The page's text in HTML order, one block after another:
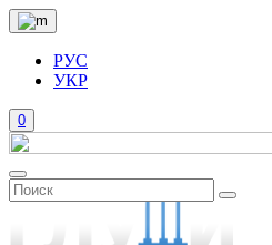
РУС
УКР
0